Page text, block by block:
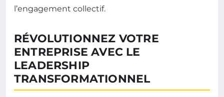
l’engagement collectif.
RÉVOLUTIONNEZ VOTRE
ENTREPRISE AVEC LE
LEADERSHIP
TRANSFORMATIONNEL